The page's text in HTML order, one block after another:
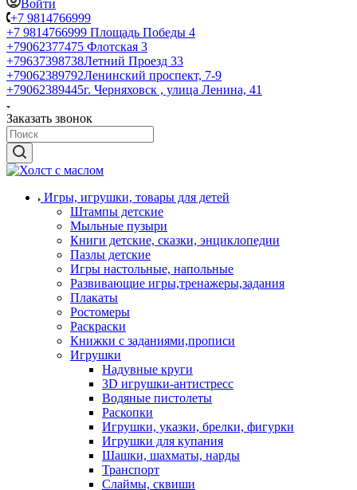
Войти
+7 9814766999
+7 9814766999 Площадь Победы 4
+79062377475 Флотская 3
+79637398738Летний Проезд 33
+79062389792Ленинский проспект, 7-9
+79062389445г. Черняховск , улица Ленина, 41
Заказать звонок
Игры, игрушки, товары для детей
Штампы детские
Мыльные пузыри
Книги детские, сказки, энциклопедии
Пазлы детские
Игры настольные, напольные
Развивающие игры,тренажеры,задания
Плакаты
Ростомеры
Раскраски
Книжки с заданиями,прописи
Игрушки
Надувные круги
3D игрушки-антистресс
Водяные пистолеты
Раскопки
Игрушки, указки, брелки, фигурки
Игрушки для купания
Шашки, шахматы, нарды
Транспорт
Слаймы, сквиши